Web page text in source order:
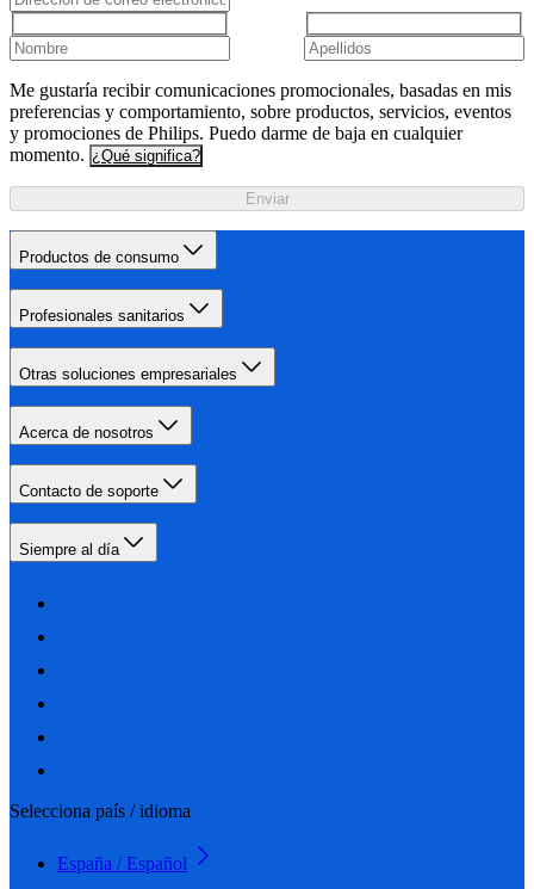
Me gustaría recibir comunicaciones promocionales, basadas en mis
preferencias y comportamiento, sobre productos, servicios, eventos
y promociones de Philips. Puedo darme de baja en cualquier
momento. ¿Qué significa?
Enviar
Productos de consumo
Profesionales sanitarios
Otras soluciones empresariales
Acerca de nosotros
Contacto de soporte
Siempre al día
Selecciona país / idioma
España / Español